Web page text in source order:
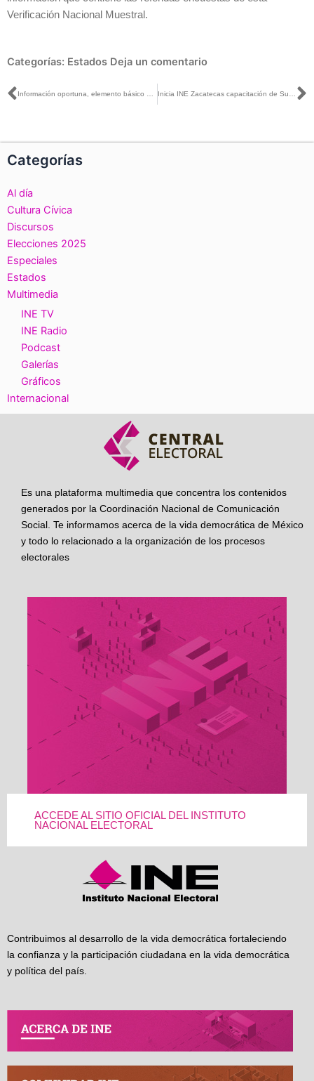
Verificación Nacional Muestral.
Categorías: Estados Deja un comentario
Ant Información oportuna, elemento básico de certidumbre el día de la jornada electoral: San Martín con Rocha Inicia INE Zacatecas capacitación de Supervisores Electorales para proceso electoral 2018
Categorías
Al día
Cultura Cívica
Discursos
Elecciones 2025
Especiales
Estados
Multimedia
INE TV
INE Radio
Podcast
Galerías
Gráficos
Internacional
Es una plataforma multimedia que concentra los contenidos
generados por la Coordinación Nacional de Comunicación
Social. Te informamos acerca de la vida democrática de México
y todo lo relacionado a la organización de los procesos
electorales
ACCEDE AL SITIO OFICIAL DEL INSTITUTO
NACIONAL ELECTORAL
Contribuimos al desarrollo de la vida democrática fortaleciendo
la confianza y la participación ciudadana en la vida democrática
y política del país.